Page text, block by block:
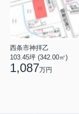
西条市神拝乙
103.45坪 (342.00㎡)
1,087万円